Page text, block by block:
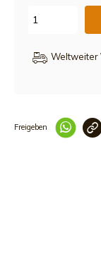
Weltweiter
Freigeben